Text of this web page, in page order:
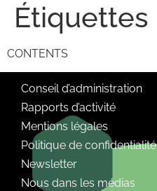
Étiquettes
CONTENTS
Conseil d’administration
Rapports d’activité
Mentions légales
Politique de confidentialité
Newsletter
Nous dans les médias